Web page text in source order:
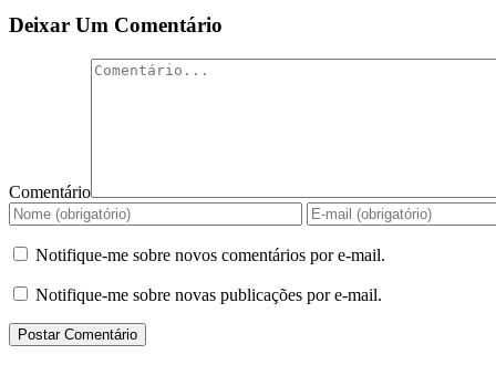
Deixar Um Comentário
Comentário
Notifique-me sobre novos comentários por e-mail.
Notifique-me sobre novas publicações por e-mail.